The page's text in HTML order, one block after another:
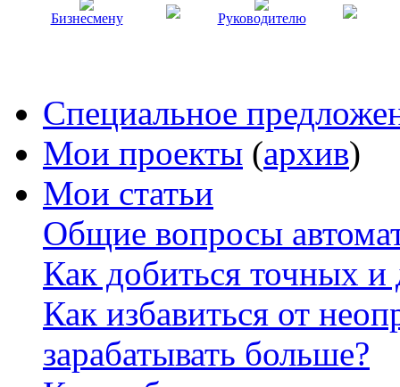
Бизнесмену Руководителю
Специальное
Мои проекты (архив)
Мои статьи
Общие вопросы
Как добиться точных
Как избавиться от
зарабатывать больше?